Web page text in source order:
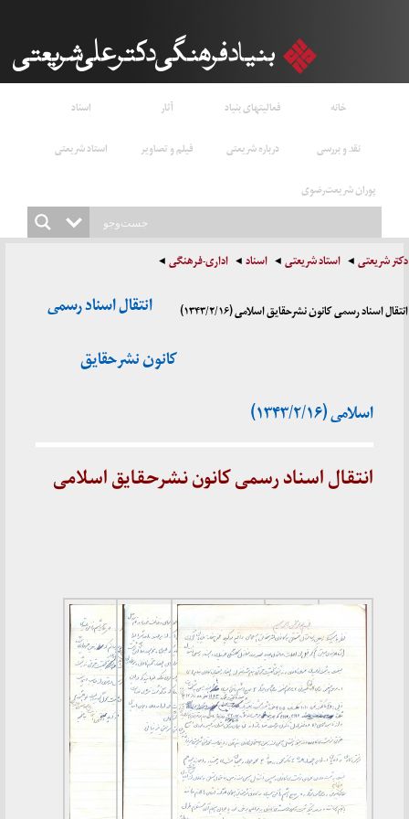
خانه فعالیتهای بنیاد آثار
اسناد
نقد و بررسی
درباره شریعتی فیلم و تصاویر
استاد شریعتی
پوران شریعت‌رضوی
دکتر شریعتی استاد شریعتی اسناد اداری-فرهنگی
انتقال اسناد رسمی کانون نشرحقایق اسلامی (۱۳۴۳/۲/۱۶)
انتقال اسناد رسمی
کانون نشرحقایق
اسلامی (۱۳۴۳/۲/۱۶)
انتقال اسناد رسمی کانون نشرحقایق اسلامی